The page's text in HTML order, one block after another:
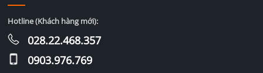
Hotline (Khách hàng mới):
028.22.468.357
0903.976.769